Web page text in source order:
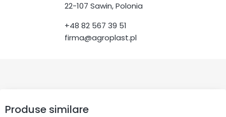
22-107 Sawin, Polonia
+48 82 567 39 51
firma@agroplast.pl
Produse similare